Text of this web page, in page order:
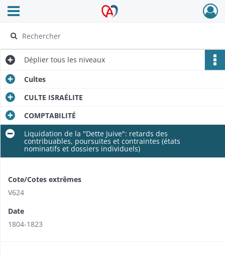
Archives Alsace - Colmar
Ouvrir le menu déroulant
Déplier tous les niveaux
Cultes
CULTE ISRAÉLITE
COMPTABILITÉ
Liquidation de la "Dette Juive": retards des
contribuables, poursuites et contraintes (états
nominatifs et dossiers individuels)
Cote/Cotes extrêmes
V624
Date
1804-1823